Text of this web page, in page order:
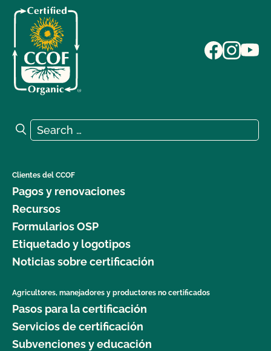
Search for:
Search
Clientes del CCOF
Pagos y renovaciones
Recursos
Formularios OSP
Etiquetado y logotipos
Noticias sobre certificación
Agricultores, manejadores y productores no certificados
Pasos para la certificación
Servicios de certificación
Subvenciones y educación